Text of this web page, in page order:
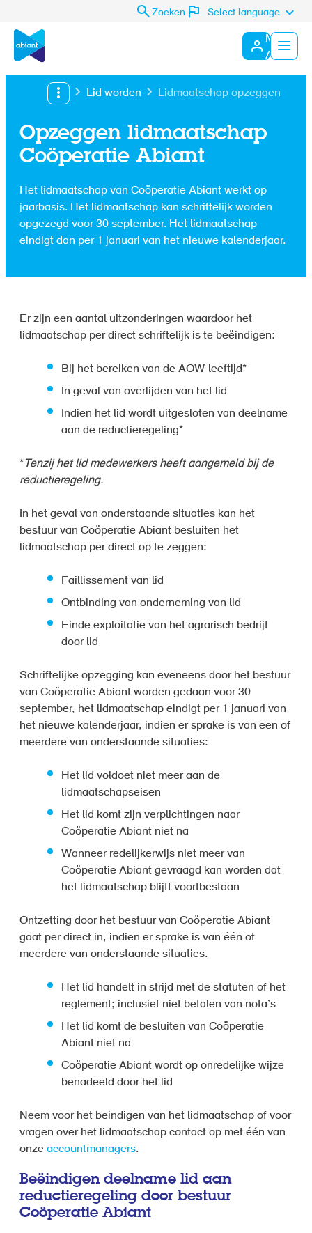
Zoeken Select language
Mijn
Abiant
Lid worden Lidmaatschap opzeggen
Opzeggen lidmaatschap
Coöperatie Abiant
Het lidmaatschap van Coöperatie Abiant werkt op
jaarbasis. Het lidmaatschap kan schriftelijk worden
opgezegd voor 30 september. Het lidmaatschap
eindigt dan per 1 januari van het nieuwe kalenderjaar.
Er zijn een aantal uitzonderingen waardoor het
lidmaatschap per direct schriftelijk is te beëindigen:
Bij het bereiken van de AOW-leeftijd*
In geval van overlijden van het lid
Indien het lid wordt uitgesloten van deelname
aan de reductieregeling*
*Tenzij het lid medewerkers heeft aangemeld bij de
reductieregeling.
In het geval van onderstaande situaties kan het
bestuur van Coöperatie Abiant besluiten het
lidmaatschap per direct op te zeggen:
Faillissement van lid
Ontbinding van onderneming van lid
Einde exploitatie van het agrarisch bedrijf
door lid
Schriftelijke opzegging kan eveneens door het bestuur
van Coöperatie Abiant worden gedaan voor 30
september, het lidmaatschap eindigt per 1 januari van
het nieuwe kalenderjaar, indien er sprake is van een of
meerdere van onderstaande situaties:
Het lid voldoet niet meer aan de
lidmaatschapseisen
Het lid komt zijn verplichtingen naar
Coöperatie Abiant niet na
Wanneer redelijkerwijs niet meer van
Coöperatie Abiant gevraagd kan worden dat
het lidmaatschap blijft voortbestaan
Ontzetting door het bestuur van Coöperatie Abiant
gaat per direct in, indien er sprake is van één of
meerdere van onderstaande situaties.
Het lid handelt in strijd met de statuten of het
reglement; inclusief niet betalen van nota’s
Het lid komt de besluiten van Coöperatie
Abiant niet na
Coöperatie Abiant wordt op onredelijke wijze
benadeeld door het lid
Neem voor het beindigen van het lidmaatschap of voor
vragen over het lidmaatschap contact op met één van
onze accountmanagers.
Beëindigen deelname lid aan
reductieregeling door bestuur
Coöperatie Abiant